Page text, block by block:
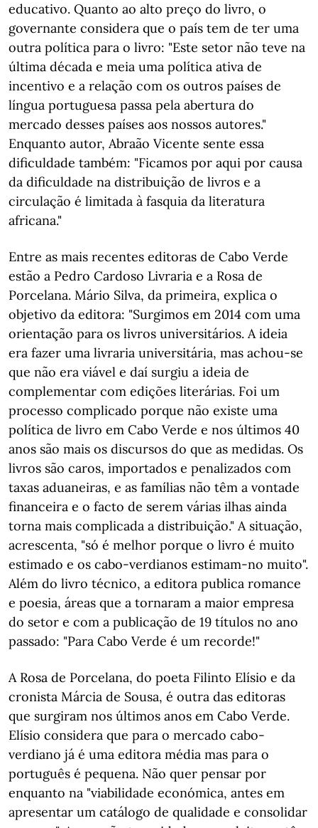
educativo. Quanto ao alto preço do livro, o
governante considera que o país tem de ter uma
outra política para o livro: "Este setor não teve na
última década e meia uma política ativa de
incentivo e a relação com os outros países de
língua portuguesa passa pela abertura do
mercado desses países aos nossos autores."
Enquanto autor, Abraão Vicente sente essa
dificuldade também: "Ficamos por aqui por causa
da dificuldade na distribuição de livros e a
circulação é limitada à fasquia da literatura
africana."
Entre as mais recentes editoras de Cabo Verde
estão a Pedro Cardoso Livraria e a Rosa de
Porcelana. Mário Silva, da primeira, explica o
objetivo da editora: "Surgimos em 2014 com uma
orientação para os livros universitários. A ideia
era fazer uma livraria universitária, mas achou-se
que não era viável e daí surgiu a ideia de
complementar com edições literárias. Foi um
processo complicado porque não existe uma
política de livro em Cabo Verde e nos últimos 40
anos são mais os discursos do que as medidas. Os
livros são caros, importados e penalizados com
taxas aduaneiras, e as famílias não têm a vontade
financeira e o facto de serem várias ilhas ainda
torna mais complicada a distribuição." A situação,
acrescenta, "só é melhor porque o livro é muito
estimado e os cabo-verdianos estimam-no muito".
Além do livro técnico, a editora publica romance
e poesia, áreas que a tornaram a maior empresa
do setor e com a publicação de 19 títulos no ano
passado: "Para Cabo Verde é um recorde!"
A Rosa de Porcelana, do poeta Filinto Elísio e da
cronista Márcia de Sousa, é outra das editoras
que surgiram nos últimos anos em Cabo Verde.
Elísio considera que para o mercado cabo-
verdiano já é uma editora média mas para o
português é pequena. Não quer pensar por
enquanto na "viabilidade económica, antes em
apresentar um catálogo de qualidade e consolidar